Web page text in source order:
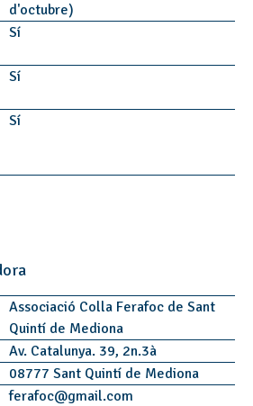
d'octubre)
Sí
Sí
Sí
Associació Colla Ferafoc de Sant
Quintí de Mediona
Av. Catalunya. 39, 2n.3à
08777 Sant Quintí de Mediona
ferafoc@gmail.com